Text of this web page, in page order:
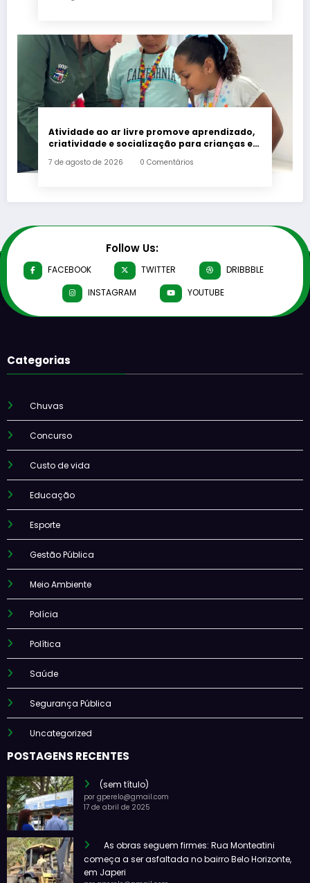
Atividade ao ar livre promove aprendizado,
criatividade e socialização para crianças e
7 de agosto de 2026 0 Comentários
Follow Us:
FACEBOOK TWITTER
DRIBBBLE
INSTAGRAM
YOUTUBE
Categorias
Chuvas
Concurso
Custo de vida
Educação
Esporte
Gestão Pública
Meio Ambiente
Polícia
Política
Saúde
Segurança Pública
Uncategorized
POSTAGENS RECENTES
(sem título)
por gperelo@gmail.com
17 de abril de 2025
As obras seguem firmes: Rua Monteatini
começa a ser asfaltada no bairro Belo Horizonte,
em Japeri